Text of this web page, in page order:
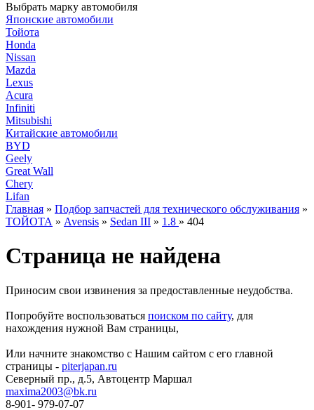
Выбрать марку автомобиля
Японские автомобили
Тойота
Honda
Nissan
Mazda
Lexus
Acura
Infiniti
Mitsubishi
Китайские автомобили
BYD
Geely
Great Wall
Chery
Lifan
Главная » Подбор запчастей для технического обслуживания »
ТОЙОТА » Avensis » Sedan III » 1.8 » 404
Страница не найдена
Приносим свои извинения за предоставленные неудобства.
Попробуйте воспользоваться поиском по сайту, для
нахождения нужной Вам страницы,
Или начните знакомство с Нашим сайтом с его главной
страницы - piterjapan.ru
Северный пр., д.5, Автоцентр Маршал
maxima2003@bk.ru
8-901- 979-07-07